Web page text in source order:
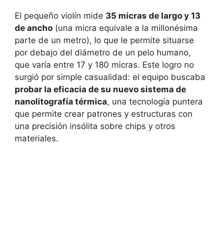
El pequeño violín mide 35 micras de largo y 13
de ancho (una micra equivale a la millonésima
parte de un metro), lo que le permite situarse
por debajo del diámetro de un pelo humano,
que varía entre 17 y 180 micras. Este logro no
surgió por simple casualidad: el equipo buscaba
probar la eficacia de su nuevo sistema de
nanolitografía térmica, una tecnología puntera
que permite crear patrones y estructuras con
una precisión insólita sobre chips y otros
materiales.